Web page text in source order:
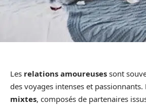
Les relations amoureuses sont
des voyages intenses et passionnants.
mixtes, composés de partenaires